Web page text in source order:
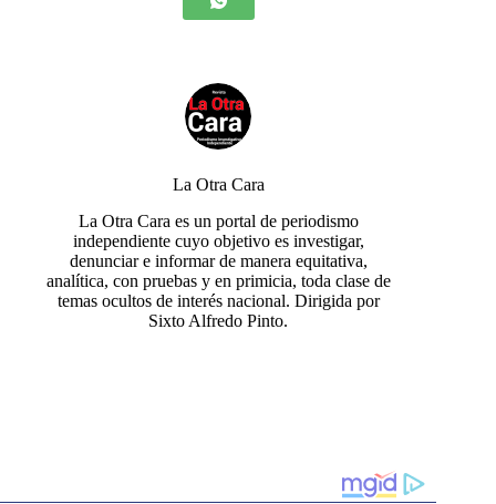
La Otra Cara
La Otra Cara es un portal de periodismo
independiente cuyo objetivo es investigar,
denunciar e informar de manera equitativa,
analítica, con pruebas y en primicia, toda clase de
temas ocultos de interés nacional. Dirigida por
Sixto Alfredo Pinto.